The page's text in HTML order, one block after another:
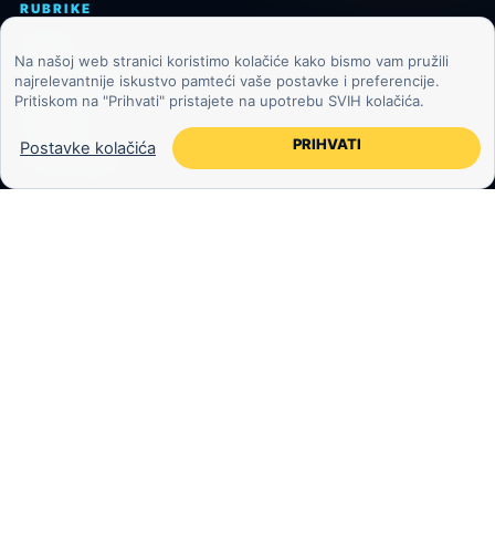
RUBRIKE
Astronomija
Tehnologija
Na našoj web stranici koristimo kolačiće kako bismo vam pružili
najrelevantnije iskustvo pamteći vaše postavke i preferencije.
Pritiskom na "Prihvati" pristajete na upotrebu SVIH kolačića.
Postavke kolačića PRIHVATI